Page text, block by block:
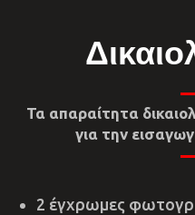
Τα απαραίτητα
για την
2 έγχρωμες